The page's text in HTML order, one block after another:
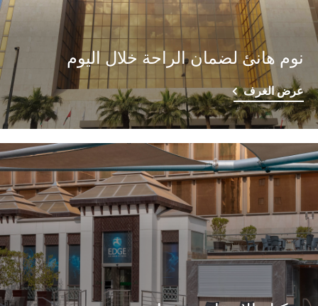
نوم هانئ لضمان الراحة خلال اليوم
عرض الغرف